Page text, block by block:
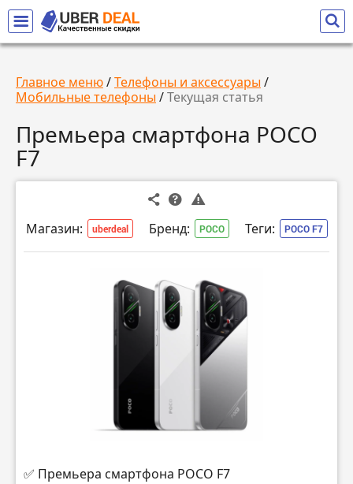
Главное меню/Телефоны и аксессуары /
Мобильные телефоны /Текущая статья
Премьера смартфона POCO
F7
Магазин: uberdeal Бренд: POCO Теги: POCO F7
✅ Премьера смартфона POCO F7